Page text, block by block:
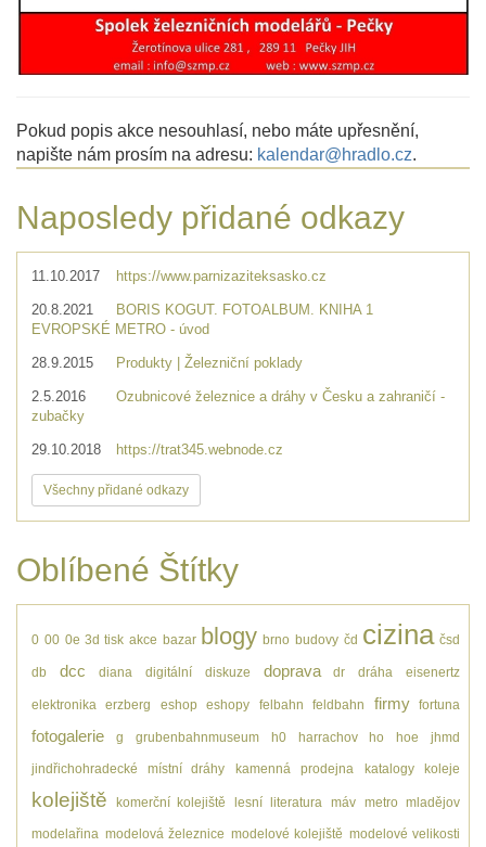
Pokud popis akce nesouhlasí, nebo máte upřesnění,
napište nám prosím na adresu: kalendar@hradlo.cz.
Naposledy přidané odkazy
11.10.2017 https://www.parnizaziteksasko.cz
20.8.2021
BORIS KOGUT. FOTOALBUM. KNIHA 1
EVROPSKÉ METRO - úvod
28.9.2015 Produkty | Železniční poklady
2.5.2016
Ozubnicové železnice a dráhy v Česku a zahraničí -
zubačky
29.10.2018 https://trat345.webnode.cz
Všechny přidané odkazy
Oblíbené Štítky
0 00 0e 3d tisk akce bazar blogy brno budovy čd cizina čsd
db dcc diana digitální diskuze doprava dr dráha eisenertz
elektronika erzberg eshop eshopy felbahn feldbahn firmy fortuna
fotogalerie g grubenbahnmuseum h0 harrachov ho hoe jhmd
jindřichohradecké místní dráhy kamenná prodejna katalogy koleje
kolejiště komerční kolejiště lesní literatura máv metro mladějov
modelařina modelová železnice modelové kolejiště modelové velikosti